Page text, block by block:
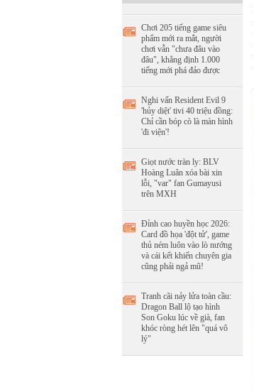
Chơi 205 tiếng game siêu
phẩm mới ra mắt, người
chơi vẫn "chưa đâu vào
đâu", khẳng định 1.000
tiếng mới phá đảo được
Nghi vấn Resident Evil 9
'hủy diệt' tivi 40 triệu đồng:
Chỉ cần bóp cò là màn hình
'đi viện'!
Giọt nước tràn ly: BLV
Hoàng Luân xóa bài xin
lỗi, "var" fan Gumayusi
trên MXH
Đỉnh cao huyền học 2026:
Card đồ họa 'đột tử', game
thủ ném luôn vào lò nướng
và cái kết khiến chuyên gia
cũng phải ngả mũ!
Tranh cãi nảy lửa toàn cầu:
Dragon Ball lộ tạo hình
Son Goku lúc về già, fan
khóc ròng hét lên "quá vô
lý"